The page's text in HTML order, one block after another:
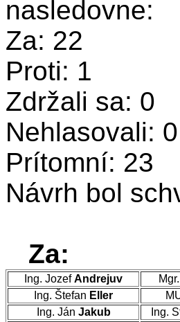
nasledovne:
Za: 22
Proti: 1
Zdržali sa: 0
Nehlasovali: 0
Prítomní: 23
Návrh bol
Za:
Ing. JozefAndrejuv
Ing. Štefan Eller
Ing. Ján Jakub Ing.